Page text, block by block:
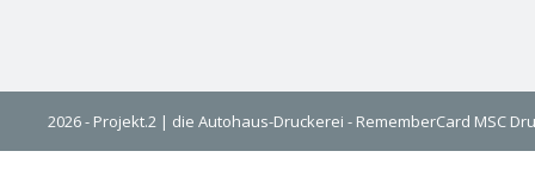
2026 - Projekt.2 | die Autohaus-Druckerei - RememberCard MSC